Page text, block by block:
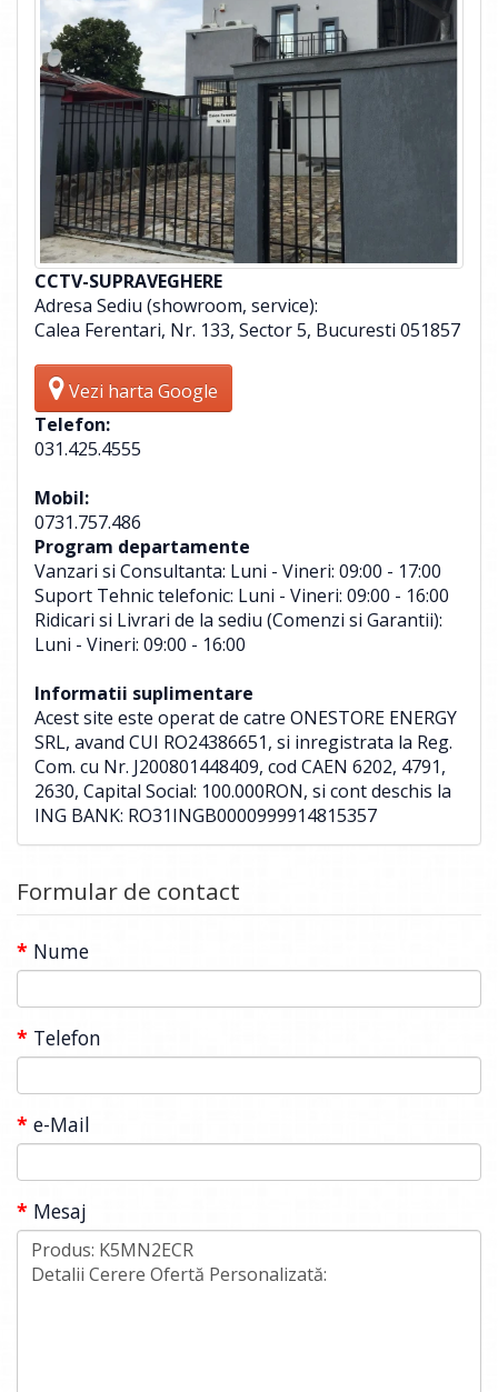
CCTV-SUPRAVEGHERE
Adresa Sediu (showroom, service):
Calea Ferentari, Nr. 133, Sector 5, Bucuresti 051857
Vezi harta Google
Telefon:
031.425.4555
Mobil:
0731.757.486
Program departamente
Vanzari si Consultanta: Luni - Vineri: 09:00 - 17:00
Suport Tehnic telefonic: Luni - Vineri: 09:00 - 16:00
Ridicari si Livrari de la sediu (Comenzi si Garantii):
Luni - Vineri: 09:00 - 16:00
Informatii suplimentare
Acest site este operat de catre ONESTORE ENERGY
SRL, avand CUI RO24386651, si inregistrata la Reg.
Com. cu Nr. J200801448409, cod CAEN 6202, 4791,
2630, Capital Social: 100.000RON, si cont deschis la
ING BANK: RO31INGB0000999914815357
Formular de contact
Nume
Telefon
e-Mail
Mesaj